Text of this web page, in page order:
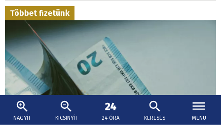
NAGYÍT KICSINYÍT 24 ÓRA KERESÉS MENÜ
Többet fizetünk